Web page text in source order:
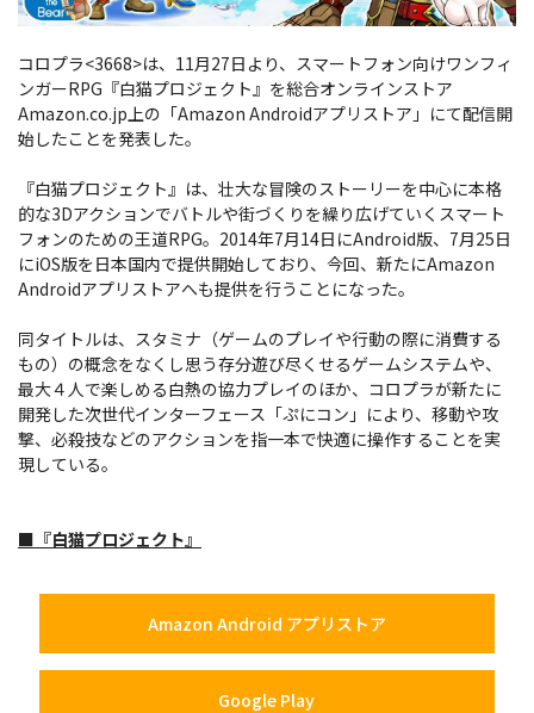
コロプラ<3668>は、11月27日より、スマートフォン向けワンフィ
ンガーRPG『白猫プロジェクト』を総合オンラインストア
Amazon.co.jp上の「Amazon Androidアプリストア」にて配信開
始したことを発表した。
『白猫プロジェクト』は、壮大な冒険のストーリーを中心に本格
的な3Dアクションでバトルや街づくりを繰り広げていくスマート
フォンのための王道RPG。2014年7月14日にAndroid版、7月25日
にiOS版を日本国内で提供開始しており、今回、新たにAmazon
Androidアプリストアへも提供を行うことになった。
同タイトルは、スタミナ（ゲームのプレイや行動の際に消費する
もの）の概念をなくし思う存分遊び尽くせるゲームシステムや、
最大４人で楽しめる白熱の協力プレイのほか、コロプラが新たに
開発した次世代インターフェース「ぷにコン」により、移動や攻
撃、必殺技などのアクションを指一本で快適に操作することを実
現している。
■『白猫プロジェクト』
Amazon Android アプリストア
Google Play